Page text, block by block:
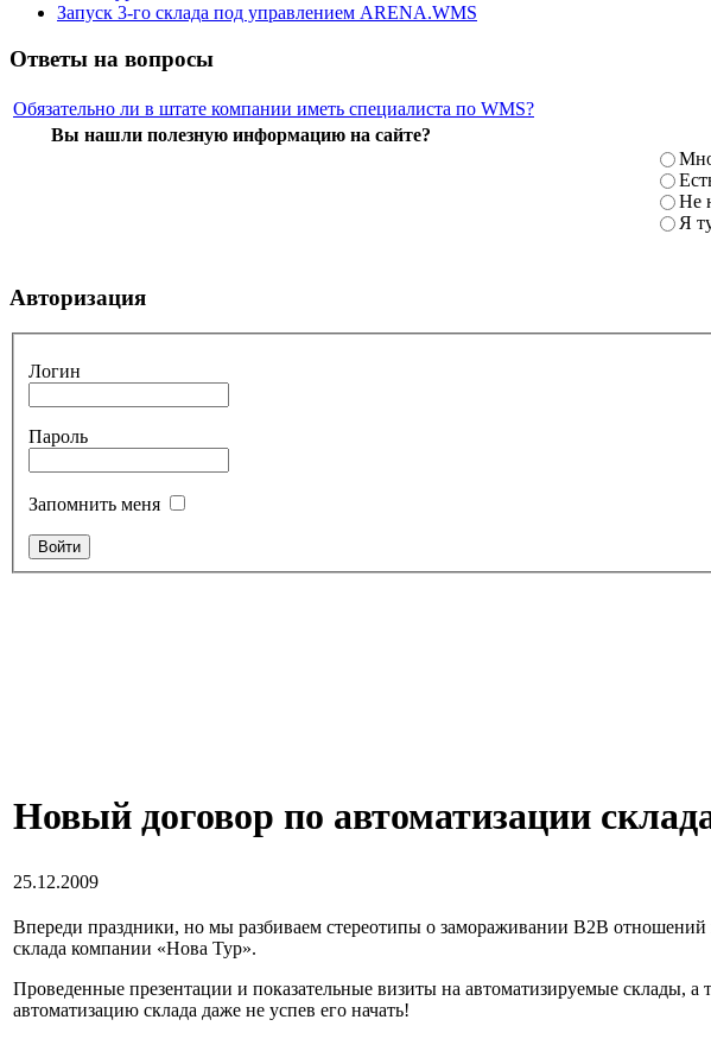
Запуск 3-го склада под управлением ARENA.WMS
Ответы на вопросы
Обязательно ли в штате компании иметь специалиста по WMS?
Вы нашли полезную информацию на сайте?
Не
Я
Авторизация
Логин
Пароль
Запомнить меня
Новый договор по автоматизации
25.12.2009
Впереди праздники, но мы разбиваем стереотипы о замораживании B2B
склада компании «Нова Тур».
Проведенные презентации и показательные визиты на автоматизируемые склады,
автоматизацию склада даже не успев его начать!